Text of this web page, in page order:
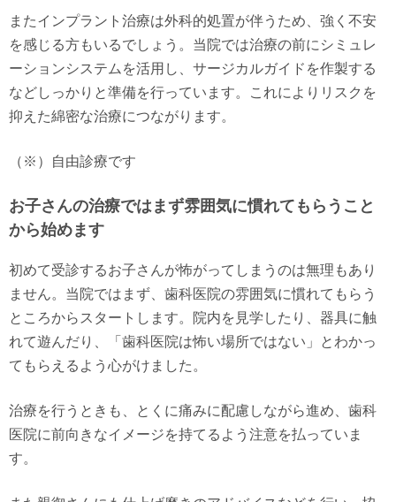
またインプラント治療は外科的処置が伴うため、強く不安
を感じる方もいるでしょう。当院では治療の前にシミュレ
ーションシステムを活用し、サージカルガイドを作製する
などしっかりと準備を行っています。これによりリスクを
抑えた綿密な治療につながります。
（※）自由診療です
お子さんの治療ではまず雰囲気に慣れてもらうこと
から始めます
初めて受診するお子さんが怖がってしまうのは無理もあり
ません。当院ではまず、歯科医院の雰囲気に慣れてもらう
ところからスタートします。院内を見学したり、器具に触
れて遊んだり、「歯科医院は怖い場所ではない」とわかっ
てもらえるよう心がけました。
治療を行うときも、とくに痛みに配慮しながら進め、歯科
医院に前向きなイメージを持てるよう注意を払っていま
す。